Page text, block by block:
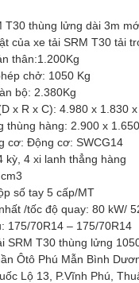
T30 thùng lửng dài 3m
của xe tải SRM T30 tải
thân:1.200Kg
chở: 1050 Kg
bộ: 2.380Kg
x R x C): 4.980 x 1.830
thùng hàng: 2.900 x
cơ: Động cơ: SWCG14
kỳ, 4 xi lanh thẳng hàng
số tay 5 cấp/MT
/tốc độ quay: 80 kW/
175/70R14 – 175/70R14
SRM T30 thùng lửng
Ôtô Phú Mẫn Bình
Lộ 13, P.Vĩnh Phú,